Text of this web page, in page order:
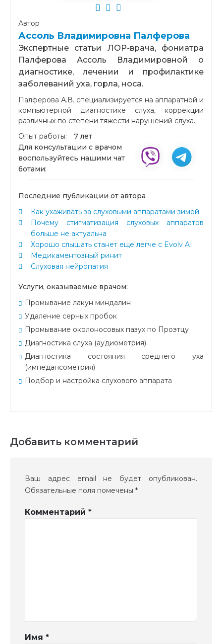
Автор
Ассоль Владимировна Палферова
Экспертные статьи ЛОР-врача, фониатра
Палферова Ассоль Владимировной о
диагностике, лечении и профилактике
заболеваний уха, горла, носа.
Палферова А.В. специализируется на аппаратной и
компьютерной диагностике слуха, коррекции
различных по степени тяжести нарушений слуха.
Опыт работы:
7 лет
Для консультации с врачом
воспользуйтесь нашими чат
ботами:
Последние публикации от автора
Как ухаживать за слуховыми аппаратами зимой
Почему стигматизация слуховых аппаратов
больше не актуальна
Хорошо слышать станет еще легче с Evolv AI
Медикаментозный ринит
Слуховая нейропатия
Услуги, оказываемые врачом:
Промывание лакун миндалин
Удаление серных пробок
Промывание околоносовых пазух по Проэтцу
Диагностика слуха (аудиометрия)
Диагностика состояния среднего уха
(импедансометрия)
Подбор и настройка слухового аппарата
Добавить комментарий
Ваш адрес email не будет опубликован.
Обязательные поля помечены *
Комментарий *
Имя *